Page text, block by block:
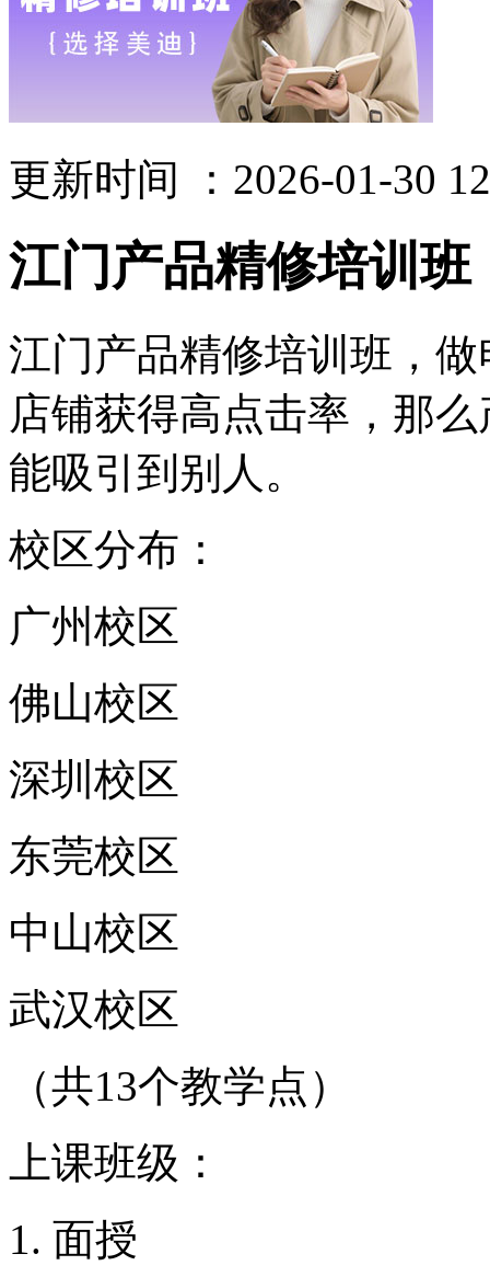
更新时间 ：2026-01-30
江门产品精修培训班
江门产品精修培训班，
店铺获得高点击率，那
能吸引到别人。
校区分布：
广州校区
佛山校区
深圳校区
东莞校区
中山校区
武汉校区
（共13个教学点）
上课班级：
面授